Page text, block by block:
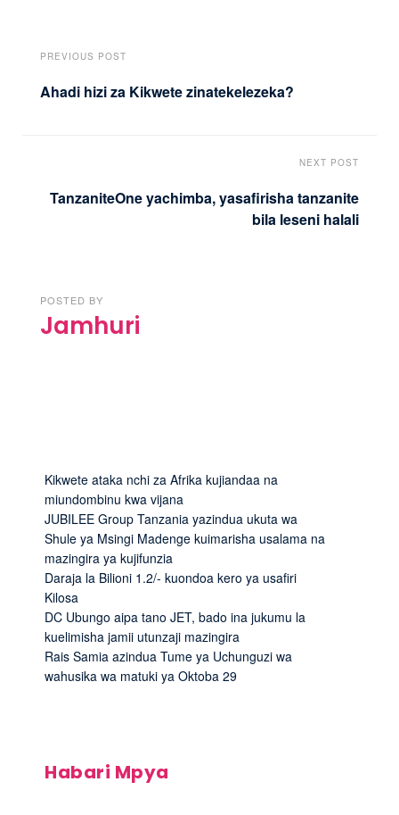
PREVIOUS POST
Ahadi hizi za Kikwete zinatekelezeka?
NEXT POST
TanzaniteOne yachimba, yasafirisha tanzanite
bila leseni halali
POSTED BY
Jamhuri
Kikwete ataka nchi za Afrika kujiandaa na
miundombinu kwa vijana
JUBILEE Group Tanzania yazindua ukuta wa
Shule ya Msingi Madenge kuimarisha usalama na
mazingira ya kujifunzia
Daraja la Bilioni 1.2/- kuondoa kero ya usafiri
Kilosa
DC Ubungo aipa tano JET, bado ina jukumu la
kuelimisha jamii utunzaji mazingira
Rais Samia azindua Tume ya Uchunguzi wa
wahusika wa matuki ya Oktoba 29
Habari Mpya